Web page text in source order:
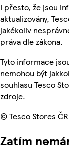
I přesto, že jsou
aktualizovány,
jakékoliv
práva dle zákona.
Tyto informace
nemohou být
souhlasu Tesco
zdroje.
© Tesco Stores
Zatím